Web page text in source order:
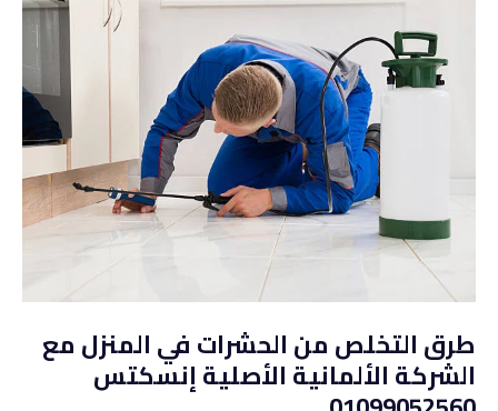
طرق التخلص من الحشرات في المنزل مع
الشركة الألمانية الأصلية إنسكتس